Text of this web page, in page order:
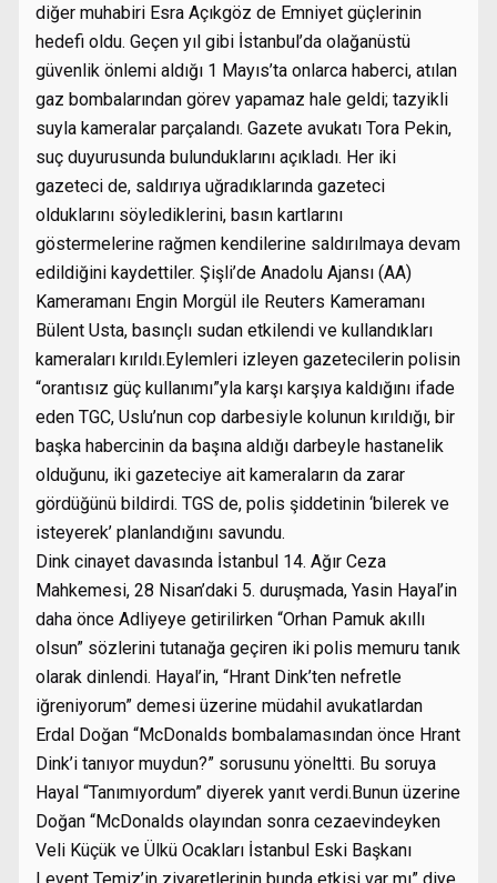
diğer muhabiri Esra Açıkgöz de Emniyet güçlerinin
hedefi oldu. Geçen yıl gibi İstanbul’da olağanüstü
güvenlik önlemi aldığı 1 Mayıs’ta onlarca haberci, atılan
gaz bombalarından görev yapamaz hale geldi; tazyikli
suyla kameralar parçalandı. Gazete avukatı Tora Pekin,
suç duyurusunda bulunduklarını açıkladı. Her iki
gazeteci de, saldırıya uğradıklarında gazeteci
olduklarını söylediklerini, basın kartlarını
göstermelerine rağmen kendilerine saldırılmaya devam
edildiğini kaydettiler. Şişli’de Anadolu Ajansı (AA)
Kameramanı Engin Morgül ile Reuters Kameramanı
Bülent Usta, basınçlı sudan etkilendi ve kullandıkları
kameraları kırıldı.Eylemleri izleyen gazetecilerin polisin
“orantısız güç kullanımı”yla karşı karşıya kaldığını ifade
eden TGC, Uslu’nun cop darbesiyle kolunun kırıldığı, bir
başka habercinin da başına aldığı darbeyle hastanelik
olduğunu, iki gazeteciye ait kameraların da zarar
gördüğünü bildirdi. TGS de, polis şiddetinin ‘bilerek ve
isteyerek’ planlandığını savundu.
Dink cinayet davasında İstanbul 14. Ağır Ceza
Mahkemesi, 28 Nisan’daki 5. duruşmada, Yasin Hayal’in
daha önce Adliyeye getirilirken “Orhan Pamuk akıllı
olsun” sözlerini tutanağa geçiren iki polis memuru tanık
olarak dinlendi. Hayal’in, “Hrant Dink’ten nefretle
iğreniyorum” demesi üzerine müdahil avukatlardan
Erdal Doğan “McDonalds bombalamasından önce Hrant
Dink’i tanıyor muydun?” sorusunu yöneltti. Bu soruya
Hayal “Tanımıyordum” diyerek yanıt verdi.Bunun üzerine
Doğan “McDonalds olayından sonra cezaevindeyken
Veli Küçük ve Ülkü Ocakları İstanbul Eski Başkanı